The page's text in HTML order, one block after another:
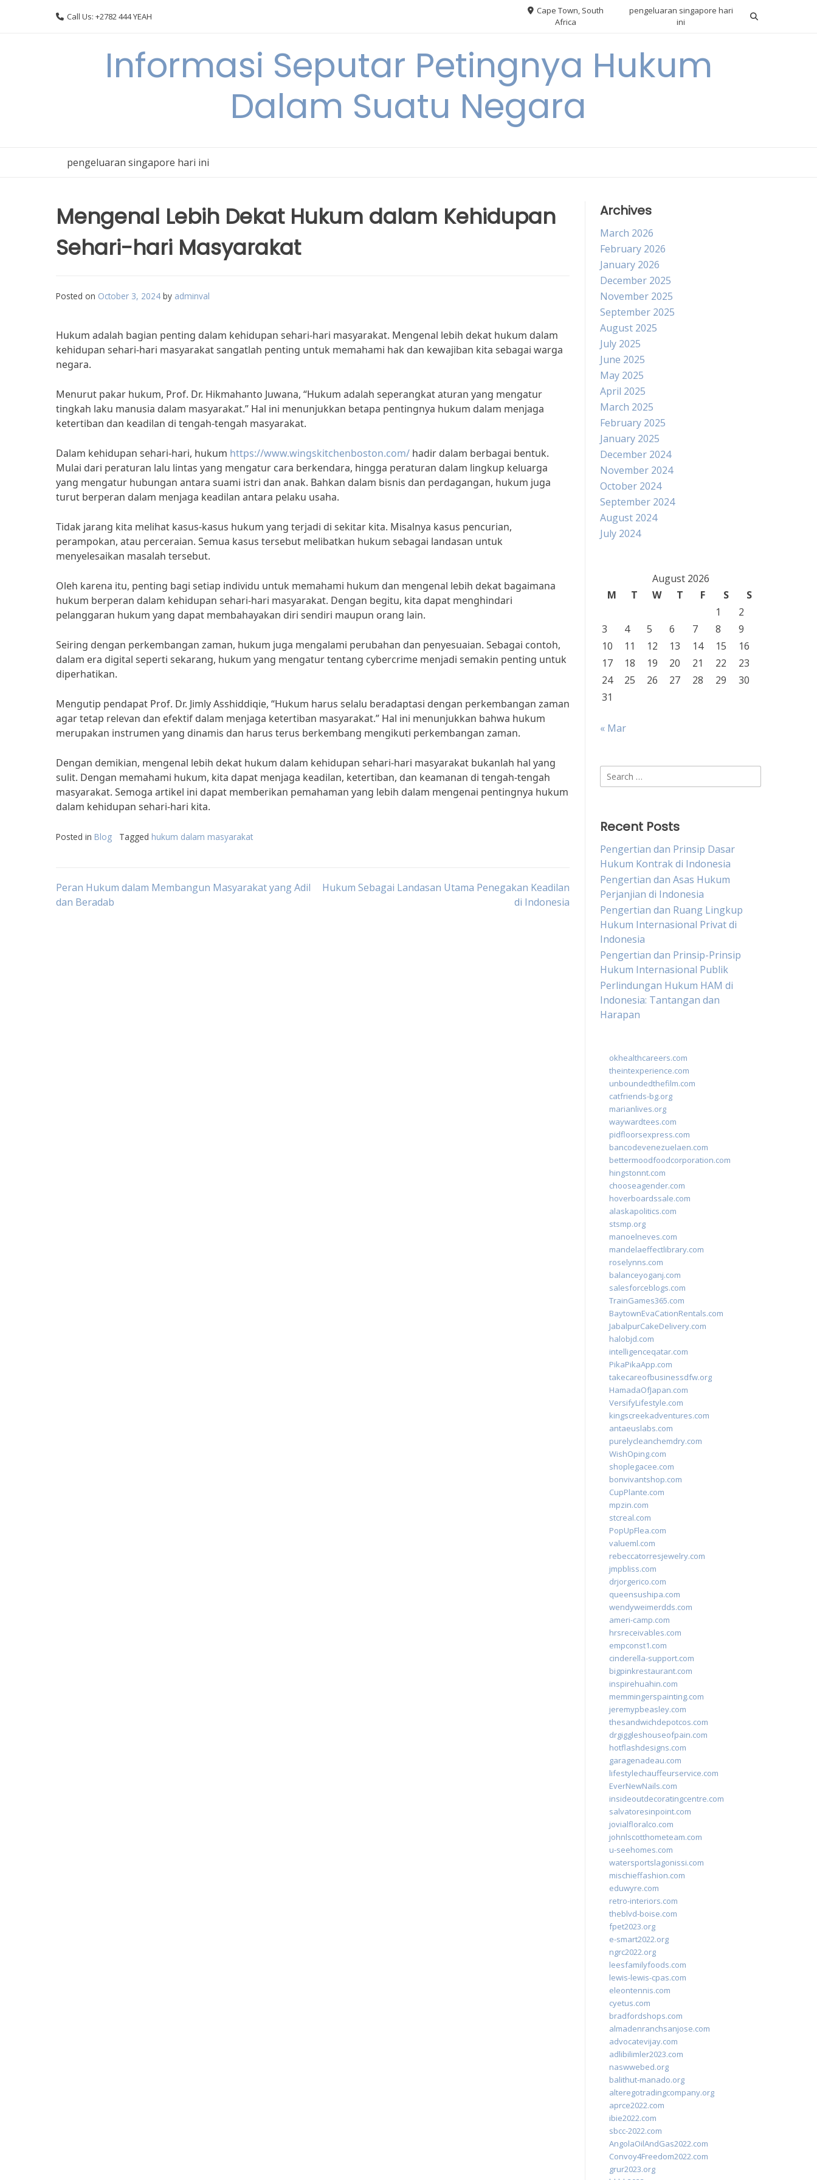
Call Us: +2782 444 YEAH
Cape Town, South
Africa
pengeluaran singapore hari
ini
Informasi Seputar Petingnya Hukum
Dalam Suatu Negara
pengeluaran singapore hari ini
Mengenal Lebih Dekat Hukum dalam Kehidupan
Sehari-hari Masyarakat
Posted on October 3, 2024 by adminval
Hukum adalah bagian penting dalam kehidupan sehari-hari masyarakat. Mengenal lebih dekat hukum dalam
kehidupan sehari-hari masyarakat sangatlah penting untuk memahami hak dan kewajiban kita sebagai warga
negara.
Menurut pakar hukum, Prof. Dr. Hikmahanto Juwana, “Hukum adalah seperangkat aturan yang mengatur
tingkah laku manusia dalam masyarakat.” Hal ini menunjukkan betapa pentingnya hukum dalam menjaga
ketertiban dan keadilan di tengah-tengah masyarakat.
Dalam kehidupan sehari-hari, hukum https://www.wingskitchenboston.com/ hadir dalam berbagai bentuk.
Mulai dari peraturan lalu lintas yang mengatur cara berkendara, hingga peraturan dalam lingkup keluarga
yang mengatur hubungan antara suami istri dan anak. Bahkan dalam bisnis dan perdagangan, hukum juga
turut berperan dalam menjaga keadilan antara pelaku usaha.
Tidak jarang kita melihat kasus-kasus hukum yang terjadi di sekitar kita. Misalnya kasus pencurian,
perampokan, atau perceraian. Semua kasus tersebut melibatkan hukum sebagai landasan untuk
menyelesaikan masalah tersebut.
Oleh karena itu, penting bagi setiap individu untuk memahami hukum dan mengenal lebih dekat bagaimana
hukum berperan dalam kehidupan sehari-hari masyarakat. Dengan begitu, kita dapat menghindari
pelanggaran hukum yang dapat membahayakan diri sendiri maupun orang lain.
Seiring dengan perkembangan zaman, hukum juga mengalami perubahan dan penyesuaian. Sebagai contoh,
dalam era digital seperti sekarang, hukum yang mengatur tentang cybercrime menjadi semakin penting untuk
diperhatikan.
Mengutip pendapat Prof. Dr. Jimly Asshiddiqie, “Hukum harus selalu beradaptasi dengan perkembangan zaman
agar tetap relevan dan efektif dalam menjaga ketertiban masyarakat.” Hal ini menunjukkan bahwa hukum
merupakan instrumen yang dinamis dan harus terus berkembang mengikuti perkembangan zaman.
Dengan demikian, mengenal lebih dekat hukum dalam kehidupan sehari-hari masyarakat bukanlah hal yang
sulit. Dengan memahami hukum, kita dapat menjaga keadilan, ketertiban, dan keamanan di tengah-tengah
masyarakat. Semoga artikel ini dapat memberikan pemahaman yang lebih dalam mengenai pentingnya hukum
dalam kehidupan sehari-hari kita.
Posted in Blog Tagged hukum dalam masyarakat
Post
Peran Hukum dalam Membangun Masyarakat yang Adil
dan Beradab
Hukum Sebagai Landasan Utama Penegakan Keadilan
di Indonesia
Archives
March 2026
February 2026
January 2026
December 2025
November 2025
September 2025
August 2025
July 2025
June 2025
May 2025
April 2025
March 2025
February 2025
January 2025
December 2024
November 2024
October 2024
September 2024
August 2024
July 2024
August 2026
M
T W T F S
S
1
2
3
4 5 6 7 8
9
10
11 12 13 14 15
16
17
18 19 20 21 22
23
24
25 26 27 28 29
30
31
« Mar
Search
for:
Recent Posts
Pengertian dan Prinsip Dasar
Hukum Kontrak di Indonesia
Pengertian dan Asas Hukum
Perjanjian di Indonesia
Pengertian dan Ruang Lingkup
Hukum Internasional Privat di
Indonesia
Pengertian dan Prinsip-Prinsip
Hukum Internasional Publik
Perlindungan Hukum HAM di
Indonesia: Tantangan dan
Harapan
okhealthcareers.com
theintexperience.com
unboundedthefilm.com
catfriends-bg.org
marianlives.org
waywardtees.com
pidfloorsexpress.com
bancodevenezuelaen.com
bettermoodfoodcorporation.com
hingstonnt.com
chooseagender.com
hoverboardssale.com
alaskapolitics.com
stsmp.org
manoelneves.com
mandelaeffectlibrary.com
roselynns.com
balanceyoganj.com
salesforceblogs.com
TrainGames365.com
BaytownEvaCationRentals.com
JabalpurCakeDelivery.com
halobjd.com
intelligenceqatar.com
PikaPikaApp.com
takecareofbusinessdfw.org
HamadaOfJapan.com
VersifyLifestyle.com
kingscreekadventures.com
antaeuslabs.com
purelycleanchemdry.com
WishOping.com
shoplegacee.com
bonvivantshop.com
CupPlante.com
mpzin.com
stcreal.com
PopUpFlea.com
valueml.com
rebeccatorresjewelry.com
jmpbliss.com
drjorgerico.com
queensushipa.com
wendyweimerdds.com
ameri-camp.com
hrsreceivables.com
empconst1.com
cinderella-support.com
bigpinkrestaurant.com
inspirehuahin.com
memmingerspainting.com
jeremypbeasley.com
thesandwichdepotcos.com
drgiggleshouseofpain.com
hotflashdesigns.com
garagenadeau.com
lifestylechauffeurservice.com
EverNewNails.com
insideoutdecoratingcentre.com
salvatoresinpoint.com
jovialfloralco.com
johnlscotthometeam.com
u-seehomes.com
watersportslagonissi.com
mischieffashion.com
eduwyre.com
retro-interiors.com
theblvd-boise.com
fpet2023.org
e-smart2022.org
ngrc2022.org
leesfamilyfoods.com
lewis-lewis-cpas.com
eleontennis.com
cyetus.com
bradfordshops.com
almadenranchsanjose.com
advocatevijay.com
adlibilimler2023.com
naswwebed.org
balithut-manado.org
alteregotradingcompany.org
aprce2022.com
ibie2022.com
sbcc-2022.com
AngolaOilAndGas2022.com
Convoy4Freedom2022.com
grur2023.org